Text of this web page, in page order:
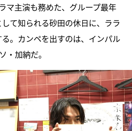
マ主演も務めた、グループ最年
て知られる砂田の休日に、ララ
。カンペを出すのは、インパル
・加納だ。